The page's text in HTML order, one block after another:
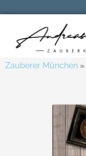
Zauberer München »